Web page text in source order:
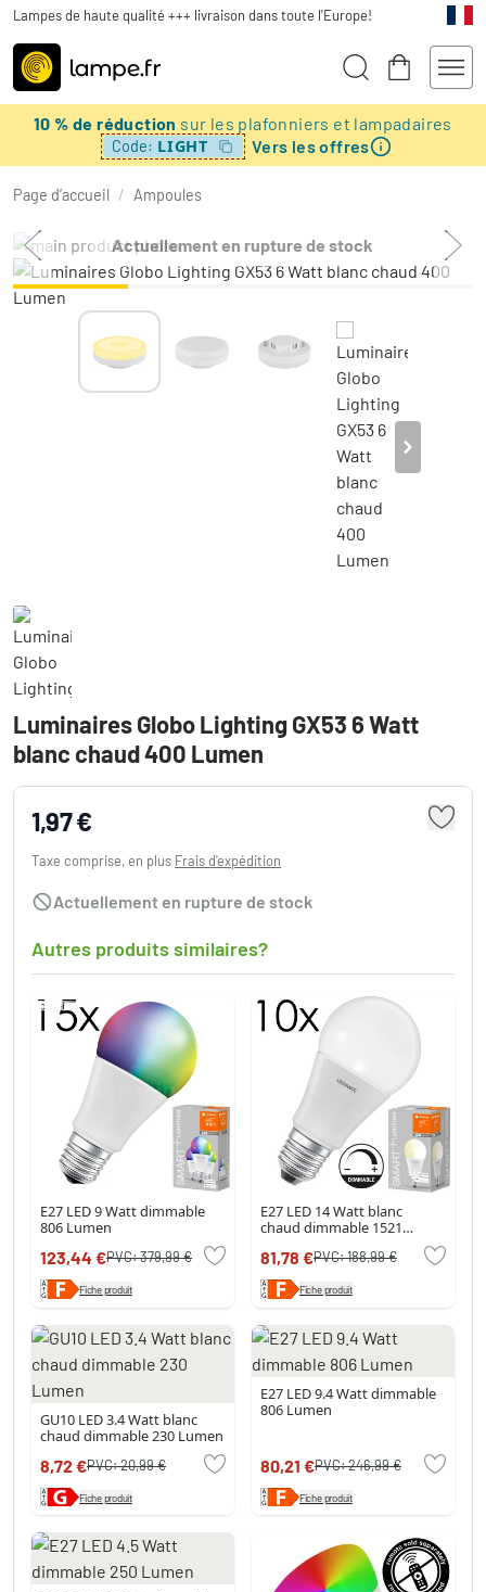
Lampes de haute qualité +++ livraison dans toute l'Europe!
10 % de réduction sur les plafonniers et lampadaires
Code: LIGHT Vers les offres
Page d’accueil / Ampoules
Actuellement en rupture de stock
Luminaires Globo Lighting GX53 6 Watt
blanc chaud 400 Lumen
1,97 €
Taxe comprise, en plus Frais d'expédition
Actuellement en rupture de stock
Autres produits similaires?
E27 LED 9 Watt dimmable
806 Lumen
123,44 €PVC:379,99 €
Fiche produit
E27 LED 14 Watt blanc
chaud dimmable 1521
81,78 €PVC:188,99 €
Fiche produit
GU10 LED 3.4 Watt blanc
chaud dimmable 230 Lumen
8,72 €PVC:20,99 €
Fiche produit
E27 LED 9.4 Watt dimmable
806 Lumen
80,21 €PVC:246,99 €
Fiche produit